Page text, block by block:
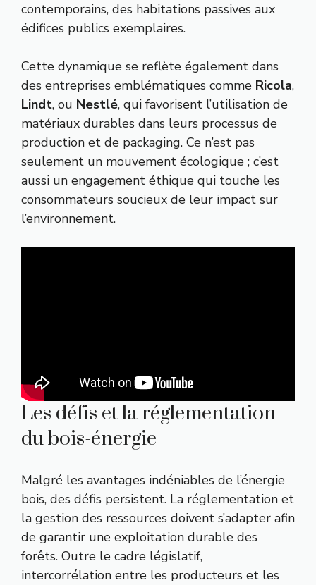
contemporains, des habitations passives aux
édifices publics exemplaires.
Cette dynamique se reflète également dans
des entreprises emblématiques comme Ricola,
Lindt, ou Nestlé, qui favorisent l’utilisation de
matériaux durables dans leurs processus de
production et de packaging. Ce n’est pas
seulement un mouvement écologique ; c’est
aussi un engagement éthique qui touche les
consommateurs soucieux de leur impact sur
l’environnement.
Les défis et la réglementation
du bois-énergie
Malgré les avantages indéniables de l’énergie
bois, des défis persistent. La réglementation et
la gestion des ressources doivent s’adapter afin
de garantir une exploitation durable des
forêts. Outre le cadre législatif,
intercorrélation entre les producteurs et les